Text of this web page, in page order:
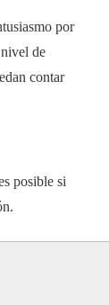
por
de
contar
posible si